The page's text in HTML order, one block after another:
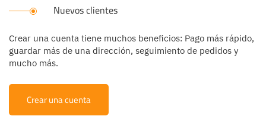
Nuevos clientes
Crear una cuenta tiene muchos beneficios: Pago más rápido,
guardar más de una dirección, seguimiento de pedidos y
mucho más.
Crear una cuenta